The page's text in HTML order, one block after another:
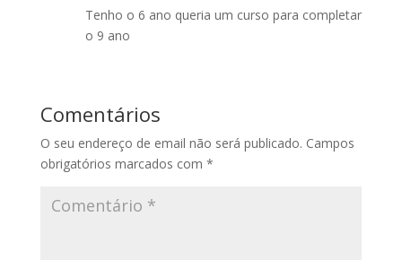
Tenho o 6 ano queria um curso para completar
o 9 ano
Comentários
O seu endereço de email não será publicado. Campos
obrigatórios marcados com *